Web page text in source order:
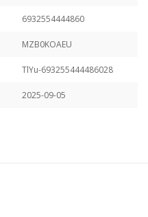
6932554444860
MZB0KOAEU
TlYu-693255444486028
2025-09-05